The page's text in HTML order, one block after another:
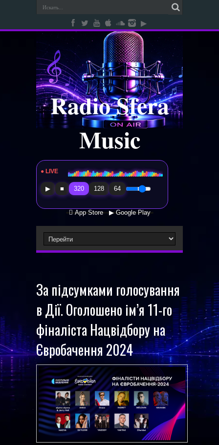
Radio Sfera
Music
● LIVE Radio Sfera Music
▶ ■ 320 128 64
 App Store ▶ Google Play
За підсумками голосування
в Дії. Оголошено ім’я 11-го
фіналіста Нацвідбору на
Євробачення 2024